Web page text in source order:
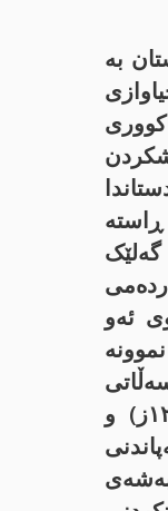
بە
ئەو
ئەیووبییەکاندا (١١٧١ – ١٢٦٠ز) و